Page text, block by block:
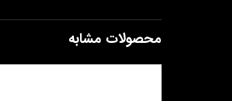
محصولات مشابه